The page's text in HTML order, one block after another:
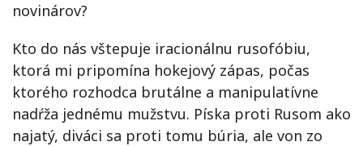
novinárov?
Kto do nás vštepuje iracionálnu rusofóbiu,
ktorá mi pripomína hokejový zápas, počas
ktorého rozhodca brutálne a manipulatívne
nadŕža jednému mužstvu. Píska proti Rusom ako
najatý, diváci sa proti tomu búria, ale von zo